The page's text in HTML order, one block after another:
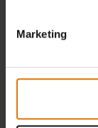
Marketing